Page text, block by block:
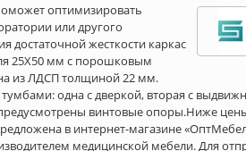
оптимизировать
или другого
достаточной жесткости каркас
25Х50 мм с порошковым
из ЛДСП толщиной 22 мм.
одна с дверкой, вторая с
винтовые опоры.Ниже
в интернет-магазине
медицинской мебели. Для